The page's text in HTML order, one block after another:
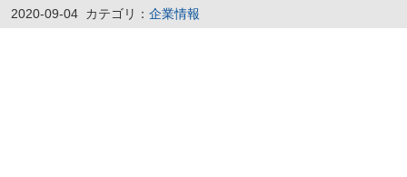
2020-09-04 カテゴリ： 企業情報